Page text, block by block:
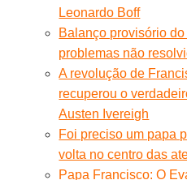
Leonardo Boff
Balanço provisório
problemas não
A revolução de
recuperou o
Austen Ivereigh
Foi preciso um papa
volta no centro das
Papa Francisco: O